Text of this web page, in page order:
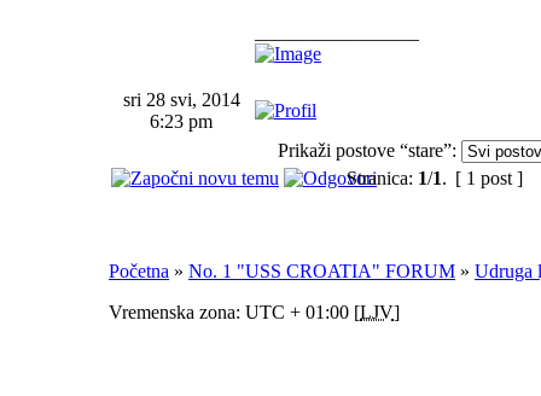
sri 28 svi, 2014
6:23 pm
Prikaži postove “stare”:
Stranica: 1/1. [ 1 post ]
Početna » No. 1 "USS CROATIA" FORUM » Udruga
Vremenska zona: UTC + 01:00 [LJV]